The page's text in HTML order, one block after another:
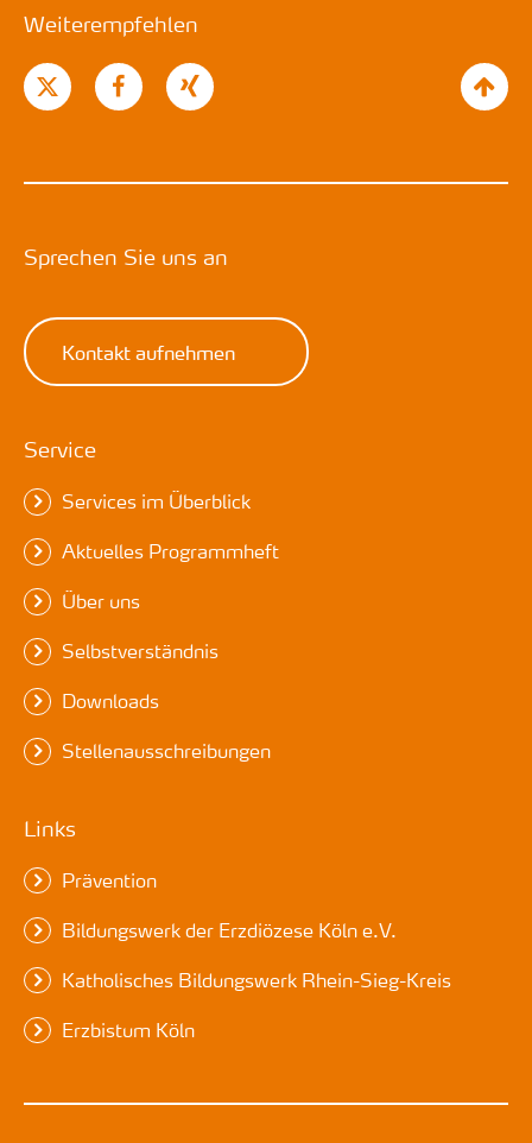
Weiterempfehlen
Sprechen Sie uns an
Kontakt aufnehmen
Service
Services im Überblick
Aktuelles Programmheft
Über uns
Selbstverständnis
Downloads
Stellenausschreibungen
Links
Prävention
Bildungswerk der Erzdiözese Köln e.V.
Katholisches Bildungswerk Rhein-Sieg-Kreis
Erzbistum Köln